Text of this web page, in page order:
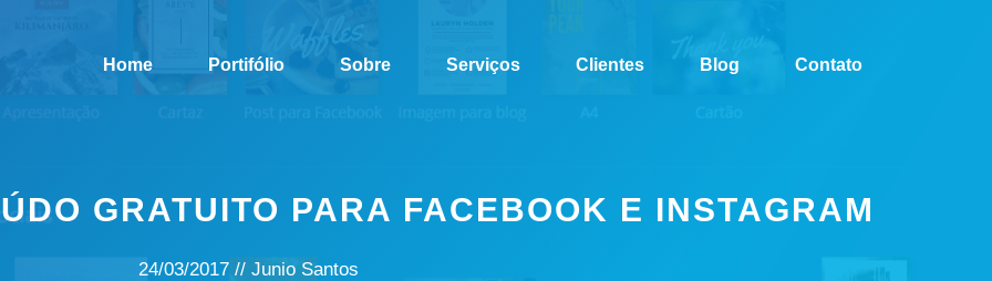
Home Portifólio Sobre Serviços Clientes Blog Contato
GRATUITO PARA FACEBOOK E INSTAGRAM
24/03/2017// Junio Santos